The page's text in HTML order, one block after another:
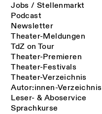
Jobs / Stellenmarkt
Podcast
Newsletter
Theater-Meldungen
TdZ on Tour
Theater-Premieren
Theater-Festivals
Theater-Verzeichnis
Autor:innen-Verzeichnis
Leser- & Aboservice
Sprachkurse